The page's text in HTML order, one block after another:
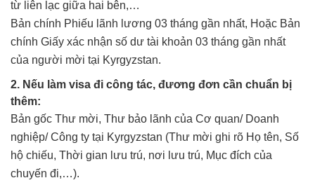
từ liên lạc giữa hai bên,…
Bản chính Phiếu lãnh lương 03 tháng gần nhất, Hoặc Bản
chính Giấy xác nhận số dư tài khoản 03 tháng gần nhất
của người mời tại Kyrgyzstan.
2. Nếu làm visa đi công tác, đương đơn cần chuẩn bị
thêm:
Bản gốc Thư mời, Thư bảo lãnh của Cơ quan/ Doanh
nghiệp/ Công ty tại Kyrgyzstan (Thư mời ghi rõ Họ tên, Số
hộ chiếu, Thời gian lưu trú, nơi lưu trú, Mục đích của
chuyến đi,…).